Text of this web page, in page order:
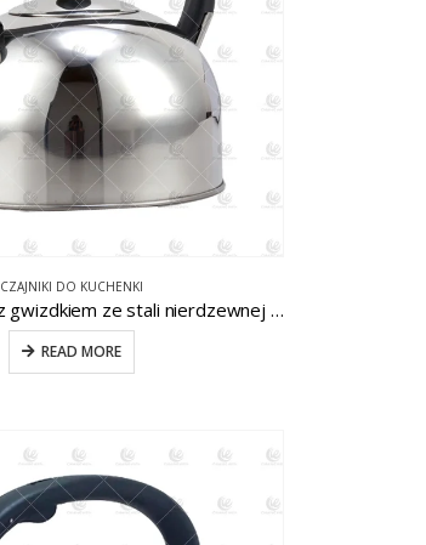
CZAJNIKI DO KUCHENKI
Czajnik domowy z gwizdkiem ze stali nierdzewnej CW-T074
READ MORE